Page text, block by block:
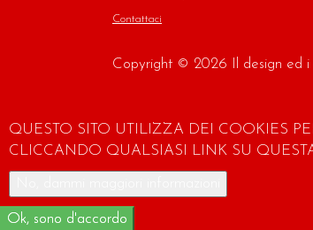
Contattaci
Copyright © 2026 Il design ed i
QUESTO SITO UTILIZZA DEI COOKIES
CLICCANDO QUALSIASI LINK SU
Ok, sono d'accordo